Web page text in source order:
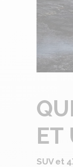
ET
SUV et